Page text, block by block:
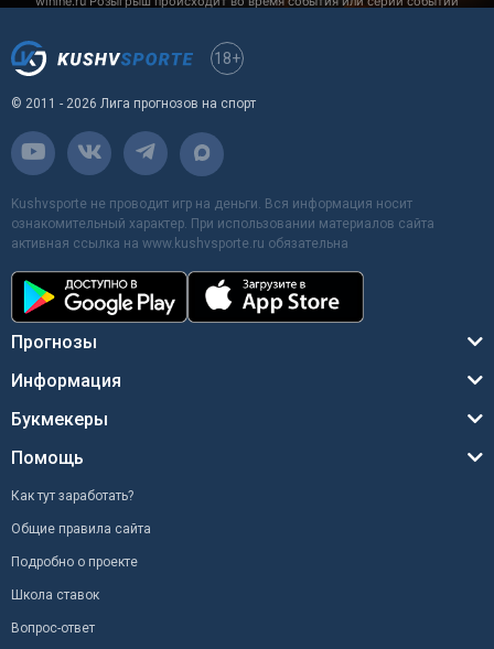
18+
© 2011 - 2026 Лига прогнозов на спорт
Kushvsporte не проводит игр на деньги. Вся информация носит
ознакомительный характер. При использовании материалов сайта
активная ссылка на www.kushvsporte.ru обязательна
Прогнозы
Информация
Букмекеры
Помощь
Как тут заработать?
Общие правила сайта
Подробно о проекте
Школа ставок
Вопрос-ответ